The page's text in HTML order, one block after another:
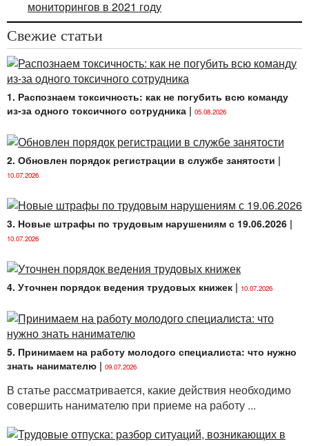
мониторингов в 2021 году
Свежие статьи
1. Распознаем токсичность: как не погубить всю команду
из-за одного токсичного сотрудника | 05.08.2026
2. Обновлен порядок регистрации в службе занятости |
10.07.2026
3. Новые штрафы по трудовым нарушениям с 19.06.2026 |
10.07.2026
4. Уточнен порядок ведения трудовых книжек | 10.07.2026
5. Принимаем на работу молодого специалиста: что нужно
знать нанимателю | 09.07.2026
В статье рассматривается, какие действия необходимо
совершить нанимателю при приеме на работу ...